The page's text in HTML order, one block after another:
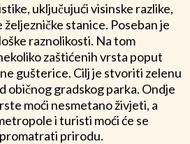
uključujući visinske razlike,
stanice. Poseban je
raznolikosti. Na tom
zaštićenih vrsta poput
gušterice. Cilj je stvoriti zelenu
običnog gradskog parka. Ondje
moći nesmetano živjeti, a
i turisti moći će se
prirodu.